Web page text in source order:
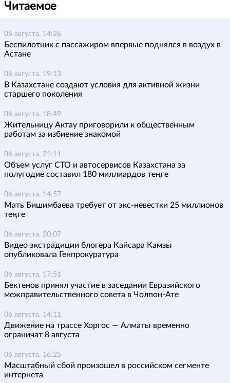
Читаемое
06 августа, 14:26
Беспилотник с пассажиром впервые поднялся в воздух в
Астане
06 августа, 19:13
В Казахстане создают условия для активной жизни
старшего поколения
06 августа, 18:49
Жительницу Актау приговорили к общественным
работам за избиение знакомой
06 августа, 21:11
Объем услуг СТО и автосервисов Казахстана за
полугодие составил 180 миллиардов теңге
06 августа, 14:57
Мать Бишимбаева требует от экс-невестки 25 миллионов
теңге
06 августа, 20:07
Видео экстрадиции блогера Кайсара Камзы
опубликовала Генпрокуратура
06 августа, 17:51
Бектенов принял участие в заседании Евразийского
межправительственного совета в Чолпон-Ате
06 августа, 14:11
Движение на трассе Хоргос — Алматы временно
ограничат 8 августа
06 августа, 16:25
Масштабный сбой произошел в российском сегменте
интернета